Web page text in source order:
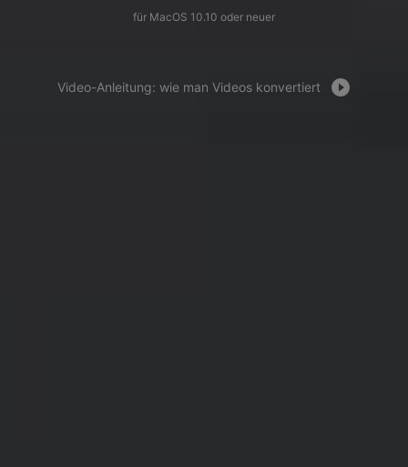
für MacOS 10.10 oder neuer
Video-Anleitung: wie man Videos konvertiert